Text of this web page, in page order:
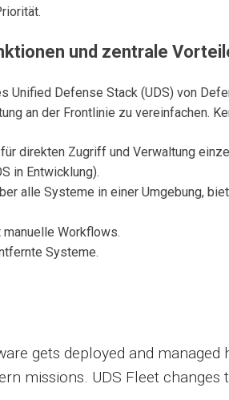
und zentrale
Unified Defense Stack (UDS) von
an der Frontlinie zu vereinfachen.
direkten Zugriff und Verwaltung
in Entwicklung).
alle Systeme in einer Umgebung,
Workflows.
Systeme.
gets deployed and managed
missions. UDS Fleet changes